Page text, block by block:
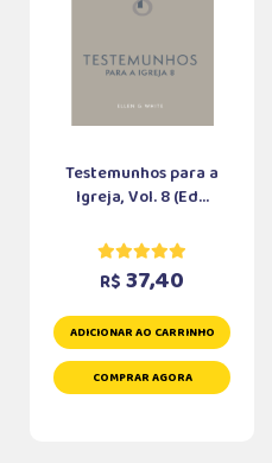
Testemunhos para a
Igreja, Vol. 8 (Ed...
R$ 37,40
ADICIONAR AO CARRINHO
COMPRAR AGORA